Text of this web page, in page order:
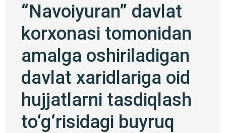
“Navoiyuran” davlat
korxonasi tomonidan
amalga oshiriladigan
davlat xaridlariga oid
hujjatlarni tasdiqlash
to‘g‘risidagi buyruq